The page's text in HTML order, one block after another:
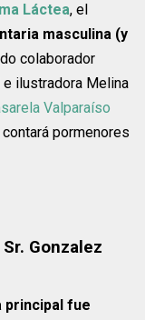
Láctea, el
masculina (y
colaborador
ilustradora Melina
Valparaíso
pormenores
Gonzalez
principal fue